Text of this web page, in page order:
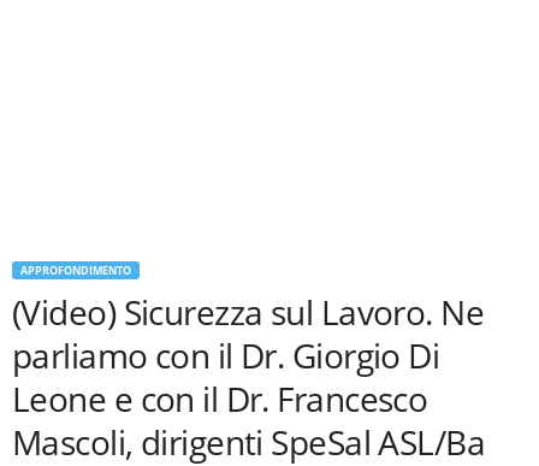
APPROFONDIMENTO
(Video) Sicurezza sul Lavoro. Ne
parliamo con il Dr. Giorgio Di
Leone e con il Dr. Francesco
Mascoli, dirigenti SpeSal ASL/Ba